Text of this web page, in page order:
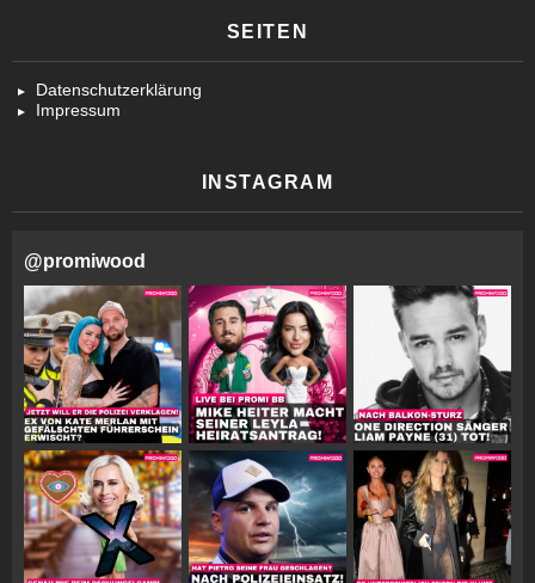
SEITEN
Datenschutzerklärung
Impressum
INSTAGRAM
@promiwood